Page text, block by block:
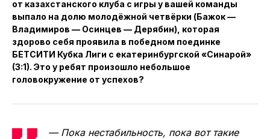
от казахстанского клуба с игры у вашей команды
выпало на долю молодёжной четвёрки (Бажок —
Владимиров — Осинцев — Дерябин), которая
здорово себя проявила в победном поединке
БЕТСИТИ Кубка Лиги с екатеринбургской «Синарой»
(3:1). Это у ребят произошло небольшое
головокружение от успехов?
— Пока нестабильность, пока вот такие